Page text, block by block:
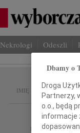
Nekrologi Odeszli
IMIĘ I NAZWISKO:
REGION:
DATA EMISJI:
Dbamy o
Droga
Partnerzy,
o.o., będą
informacje